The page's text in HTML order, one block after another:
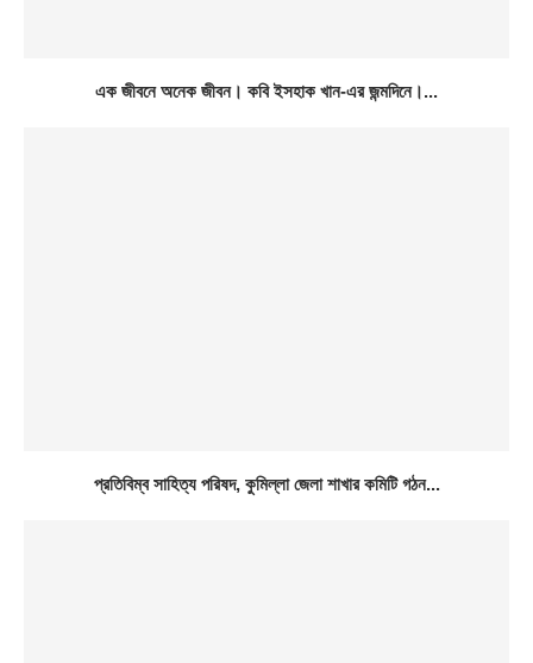
এক জীবনে অনেক জীবন। কবি ইসহাক খান-এর জন্মদিনে।...
প্রতিবিম্ব সাহিত্য পরিষদ, কুমিল্লা জেলা শাখার কমিটি গঠন...